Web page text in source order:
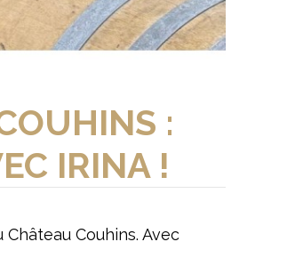
:
IRINA !
Couhins. Avec